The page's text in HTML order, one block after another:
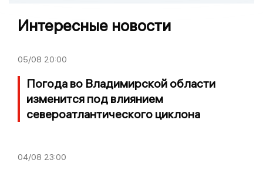
Интересные новости
05/08 20:00
Погода во Владимирской области
изменится под влиянием
североатлантического циклона
04/08 23:00